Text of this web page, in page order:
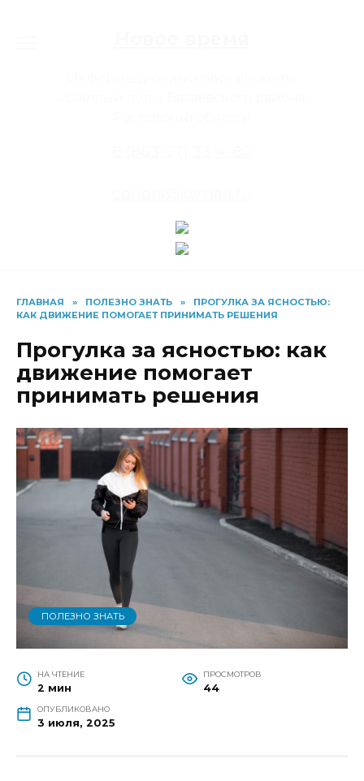
ГЛАВНАЯ » ПОЛЕЗНО ЗНАТЬ »
ПРОГУЛКА ЗА ЯСНОСТЬЮ:
КАК ДВИЖЕНИЕ ПОМОГАЕТ ПРИНИМАТЬ РЕШЕНИЯ
Прогулка за ясностью: как
движение помогает
принимать решения
ПОЛЕЗНО ЗНАТЬ
НА ЧТЕНИЕ
2 мин
ПРОСМОТРОВ
44
ОПУБЛИКОВАНО
3 июля, 2025